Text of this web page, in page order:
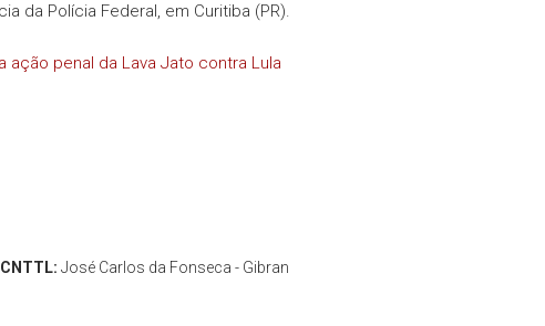
da Polícia Federal, em Curitiba (PR).
ação penal da Lava Jato contra Lula
José Carlos da Fonseca - Gibran